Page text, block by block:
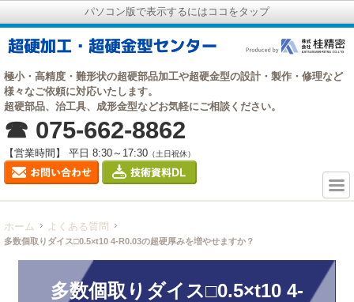
パソコン版で表示するにはココをタップ
極小・高精度・難形状の超硬部品加工や超硬金型の設計・製作・修理など
様々なご依頼に対応いたします。
超硬部品、治工具、成形金型などお気軽にご相談ください。
☎ 075-662-8862
【営業時間】 平日 8:30～17:30 （土日祝休）
ホーム よくある質問
多数個取りダイス□0.5×t10 4-R0.03の超硬厚みを増やせますか？
多数個取りダイス□0.5×t10 4-